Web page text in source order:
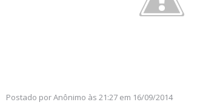
Postado porAnônimo às 21:27 em 16/09/2014